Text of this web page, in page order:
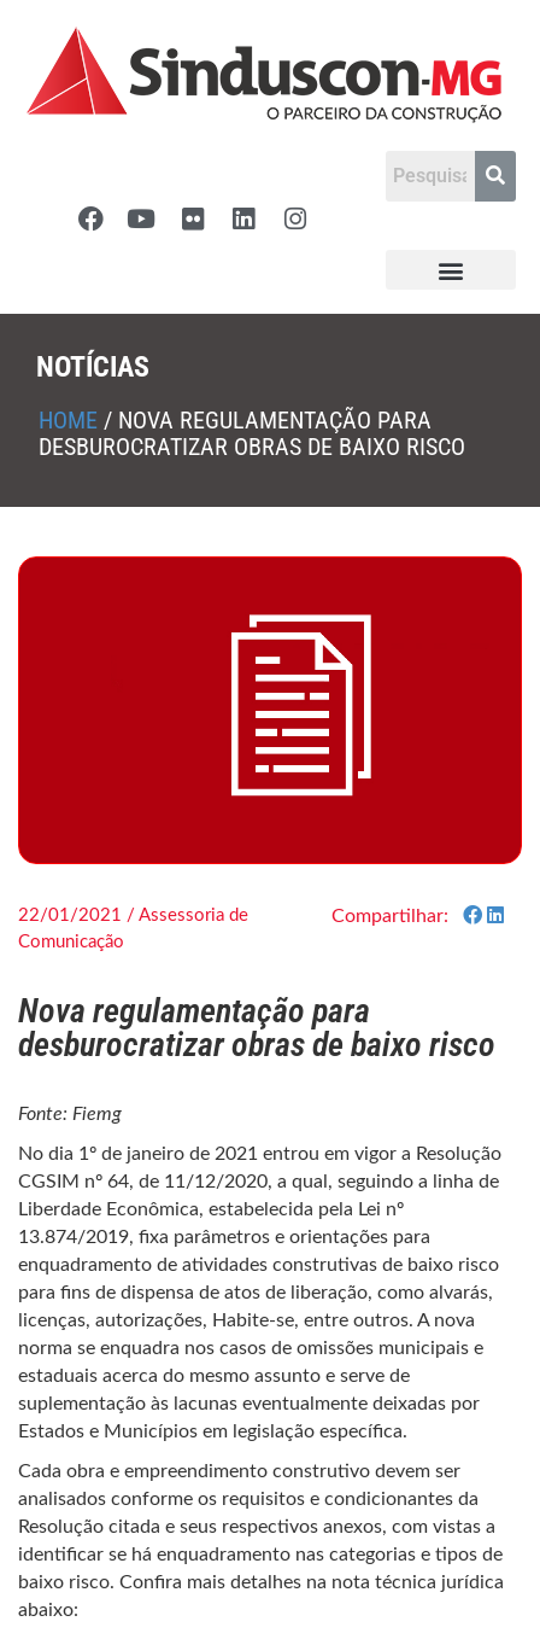
NOTÍCIAS
HOME / NOVA REGULAMENTAÇÃO PARA
DESBUROCRATIZAR OBRAS DE BAIXO RISCO
22/01/2021 / Assessoria de
Comunicação
Compartilhar:
Nova regulamentação para
desburocratizar obras de baixo risco
Fonte: Fiemg
No dia 1º de janeiro de 2021 entrou em vigor a Resolução
CGSIM nº 64, de 11/12/2020, a qual, seguindo a linha de
Liberdade Econômica, estabelecida pela Lei nº
13.874/2019, fixa parâmetros e orientações para
enquadramento de atividades construtivas de baixo risco
para fins de dispensa de atos de liberação, como alvarás,
licenças, autorizações, Habite-se, entre outros. A nova
norma se enquadra nos casos de omissões municipais e
estaduais acerca do mesmo assunto e serve de
suplementação às lacunas eventualmente deixadas por
Estados e Municípios em legislação específica.
Cada obra e empreendimento construtivo devem ser
analisados conforme os requisitos e condicionantes da
Resolução citada e seus respectivos anexos, com vistas a
identificar se há enquadramento nas categorias e tipos de
baixo risco. Confira mais detalhes na nota técnica jurídica
abaixo: